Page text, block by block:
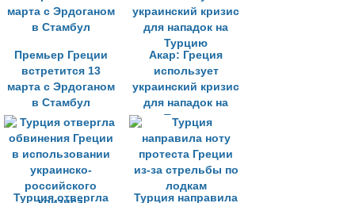
Европы
Премьер Греции
встретится 13
марта с Эрдоганом
в Стамбул
Акар: Греция
использует
украинский кризис
для нападок на
Турцию
Турция отвергла Турция направила